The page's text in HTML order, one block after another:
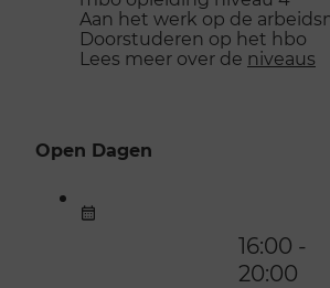
Aan het werk op de
Doorstuderen op het hbo
Lees meer over de niveaus
Open Dagen
16:00 -
20:00